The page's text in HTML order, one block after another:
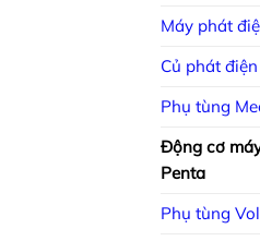
Máy phát
Củ phát
Phụ tùng
Động cơ
Penta
Phụ tùng